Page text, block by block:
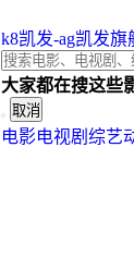
k8凯发-ag凯发旗
大家都在搜这些
取消
电影电视剧 综艺